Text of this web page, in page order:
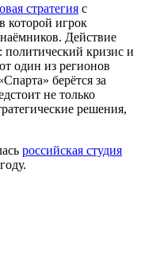
стратегия с
которой игрок
Действие
политический кризис и
один из регионов
берётся за
не только
решения,
российская студия